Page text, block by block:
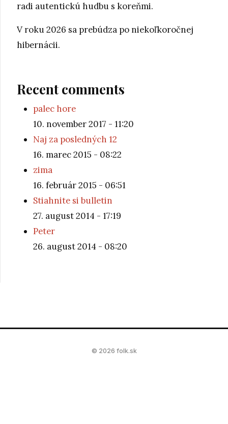
radi autentickú hudbu s koreňmi.
V roku 2026 sa prebúdza po niekoľkoročnej
hibernácii.
Recent comments
palec hore
10. november 2017 - 11:20
Naj za posledných 12
16. marec 2015 - 08:22
zima
16. február 2015 - 06:51
Stiahnite si bulletin
27. august 2014 - 17:19
Peter
26. august 2014 - 08:20
© 2026 folk.sk